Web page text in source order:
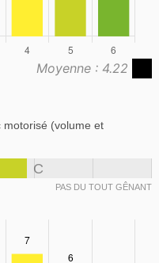
Moyenne : 4.22
motorisé (volume et
C
PAS DU TOUT GÊNANT